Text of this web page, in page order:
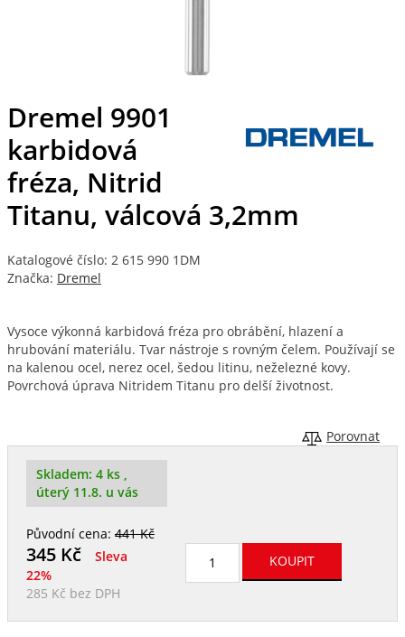
Dremel 9901
karbidová
fréza, Nitrid
Titanu, válcová 3,2mm
Katalogové číslo: 2 615 990 1DM
Značka: Dremel
Vysoce výkonná karbidová fréza pro obrábění, hlazení a
hrubování materiálu. Tvar nástroje s rovným čelem. Používají se
na kalenou ocel, nerez ocel, šedou litinu, neželezné kovy.
Povrchová úprava Nitridem Titanu pro delší životnost.
Porovnat
Skladem: 4 ks ,
úterý 11.8. u vás
Původní cena:441 Kč
345Kč
Sleva
22%
285 Kč bez DPH